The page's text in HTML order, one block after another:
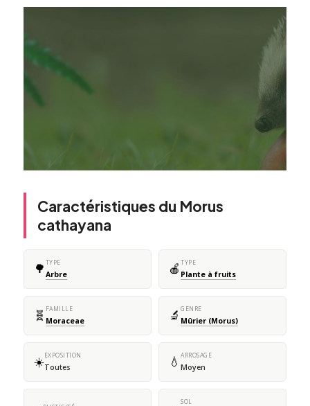
Caractéristiques du Morus
cathayana
🌳 TYPE
Arbre 🍎 TYPE
Plante à fruits
🧬 FAMILLE
Moraceae 🔬 GENRE
Mûrier (Morus)
☀️EXPOSITION
Toutes 💧 ARROSAGE
Moyen
SOL